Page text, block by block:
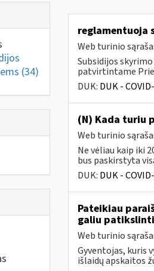
(34)
reglamentuoja
Web turinio
Subsidijos skyrimo
patvirtintame
DUK: DUK -
(N) Kada turiu
Web turinio
Ne vėliau kaip iki
bus paskirstyta
DUK: DUK -
Pateikiau
galiu
Web turinio
Gyventojas, kuris
išlaidų apskaitos